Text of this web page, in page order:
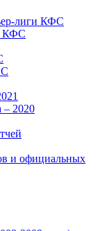
лиги КФС
КФС
– 2020
и официальных